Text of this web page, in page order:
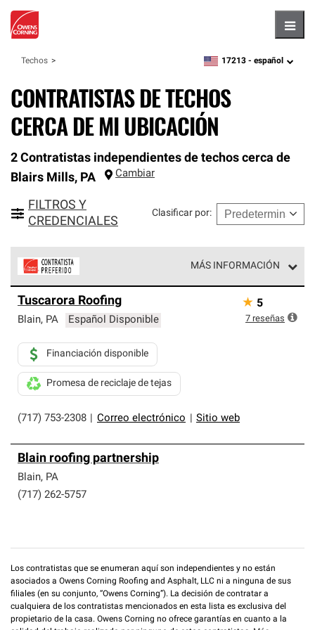
Techos zipcode,language
17213 - español
CONTRATISTAS DE TECHOS
CERCA DE MI UBICACIÓN
2 Contratistas independientes de techos cerca de
Blairs Mills, PA Cambiar
FILTROS Y
CREDENCIALES
Clasificar por:
MÁS INFORMACIÓN
parte de una red exclusiva de profesionales de techos
que cumplen con altos estándares y requisitos estrictos
Tuscarora Roofing
Blain, PA Español Disponible
(717) 753-2308 Correo electrónico Sitio web
Financiación disponible
Promesa de reciclaje de tejas
★ 5
7 reseñas
Blain roofing partnership
Blain, PA
(717) 262-5757
Los contratistas que se enumeran aquí son independientes y no están
asociados a Owens Corning Roofing and Asphalt, LLC ni a ninguna de sus
filiales (en su conjunto, “Owens Corning”). La decisión de contratar a
cualquiera de los contratistas mencionados en esta lista es exclusiva del
propietario de la casa. Owens Corning no ofrece garantías en cuanto a la